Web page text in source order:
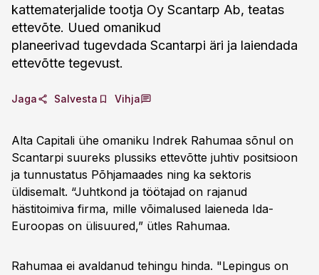
kattematerjalide tootja Oy Scantarp Ab, teatas
ettevõte. Uued omanikud
planeerivad tugevdada Scantarpi äri ja laiendada
ettevõtte tegevust.
Jaga Salvesta Vihja
Alta Capitali ühe omaniku Indrek Rahumaa sõnul on
Scantarpi suureks plussiks ettevõtte juhtiv positsioon
ja tunnustatus Põhjamaades ning ka sektoris
üldisemalt. “Juhtkond ja töötajad on rajanud
hästitoimiva firma, mille võimalused laieneda Ida-
Euroopas on ülisuured,” ütles Rahumaa.
Rahumaa ei avaldanud tehingu hinda. "Lepingus on